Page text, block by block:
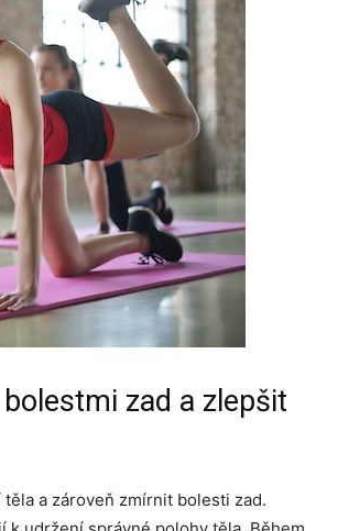
zad a zlepšit
a zároveň zmírnit bolesti zad.